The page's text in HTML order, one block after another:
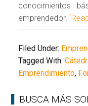
conocimientos
emprendedor.
Filed Under:
Tagged With:
Emprendimiento,
BUSCA MÁS